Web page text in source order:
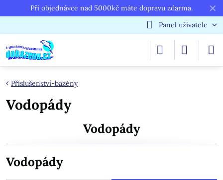
✕
Při objednávce nad 5000kč máte dopravu zdarma.
Panel uživatele
Příslušenství-bazény
Vodopády
Vodopády
Vodopády